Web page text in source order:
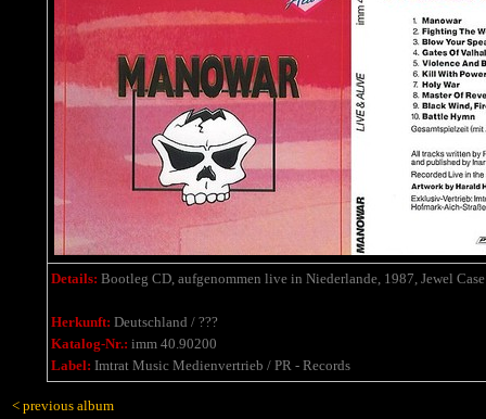
Details: Bootleg CD, aufgenommen live in Niederlande, 1987, Jewel
Herkunft: Deutschland / ???
Katalog-Nr.: imm 40.90200
Label: Imtrat Music Medienvertrieb / PR - Records
< previous album